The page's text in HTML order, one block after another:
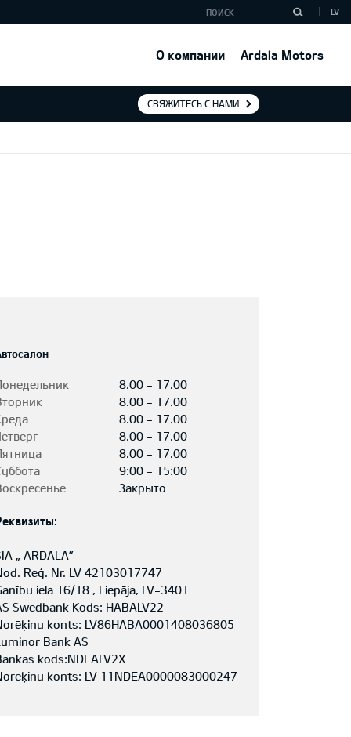
О компании Ardala Motors
LV
СВЯЖИТЕСЬ С НАМИ
8.00 - 17.00
8.00 - 17.00
8.00 - 17.00
8.00 - 17.00
8.00 - 17.00
9:00 - 15:00
Закрыто
„ ARDALA”
Reģ. Nr. LV 42103017747
iela 16/18 , Liepāja, LV-3401
Swedbank Kods: HABALV22
konts: LV86HABA0001408036805
Bank AS
kods:NDEALV2X
konts: LV 11NDEA0000083000247